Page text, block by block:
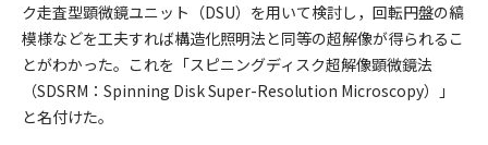
ク走査型顕微鏡ユニット（DSU）を用いて検討し，回転円盤の縞
模様などを工夫すれば構造化照明法と同等の超解像が得られるこ
とがわかった。これを「スピニングディスク超解像顕微鏡法
（SDSRM：Spinning Disk Super-Resolution Microscopy）」
と名付けた。